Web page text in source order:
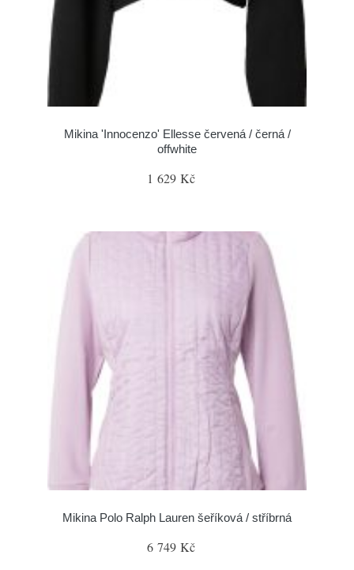
Mikina 'Innocenzo' Ellesse červená / černá /
offwhite
1 629 Kč
Mikina Polo Ralph Lauren šeříková / stříbrná
6 749 Kč